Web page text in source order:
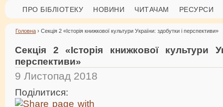
ПРО БІБЛІОТЕКУ НОВИНИ ЧИТАЧАМ РЕСУРСИ
Головна › Секція 2 «Історія книжкової культури України: здобутки і перспективи»
Секція 2 «Історія книжкової культури
перспективи»
9 Листопад 2018
Поділитися: